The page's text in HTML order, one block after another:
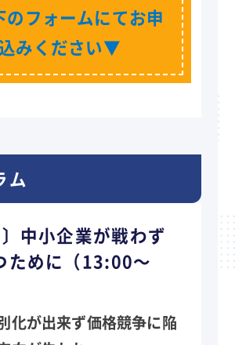
フォームにてお申
込みください▼
ム
〕中小企業が戦わず
ために（13:00～
化が出来ず価格競争に陥